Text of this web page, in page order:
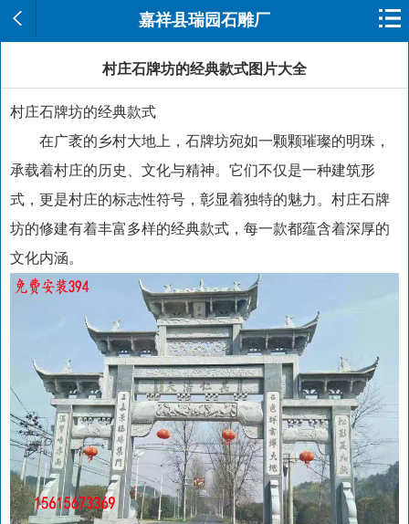
嘉祥县瑞园石雕厂
村庄石牌坊的经典款式图片大全
村庄石牌坊的经典款式
在广袤的乡村大地上，石牌坊宛如一颗颗璀璨的明珠，
承载着村庄的历史、文化与精神。它们不仅是一种建筑形
式，更是村庄的标志性符号，彰显着独特的魅力。村庄石牌
坊的修建有着丰富多样的经典款式，每一款都蕴含着深厚的
文化内涵。